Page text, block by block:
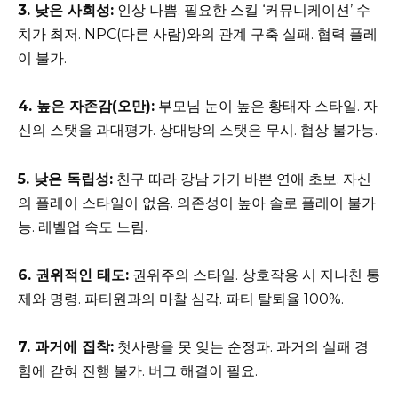
3. 낮은 사회성: 인상 나쁨. 필요한 스킬 ‘커뮤니케이션’ 수
치가 최저. NPC(다른 사람)와의 관계 구축 실패. 협력 플레
이 불가.
4. 높은 자존감(오만): 부모님 눈이 높은 황태자 스타일. 자
신의 스탯을 과대평가. 상대방의 스탯은 무시. 협상 불가능.
5. 낮은 독립성: 친구 따라 강남 가기 바쁜 연애 초보. 자신
의 플레이 스타일이 없음. 의존성이 높아 솔로 플레이 불가
능. 레벨업 속도 느림.
6. 권위적인 태도: 권위주의 스타일. 상호작용 시 지나친 통
제와 명령. 파티원과의 마찰 심각. 파티 탈퇴율 100%.
7. 과거에 집착: 첫사랑을 못 잊는 순정파. 과거의 실패 경
험에 갇혀 진행 불가. 버그 해결이 필요.